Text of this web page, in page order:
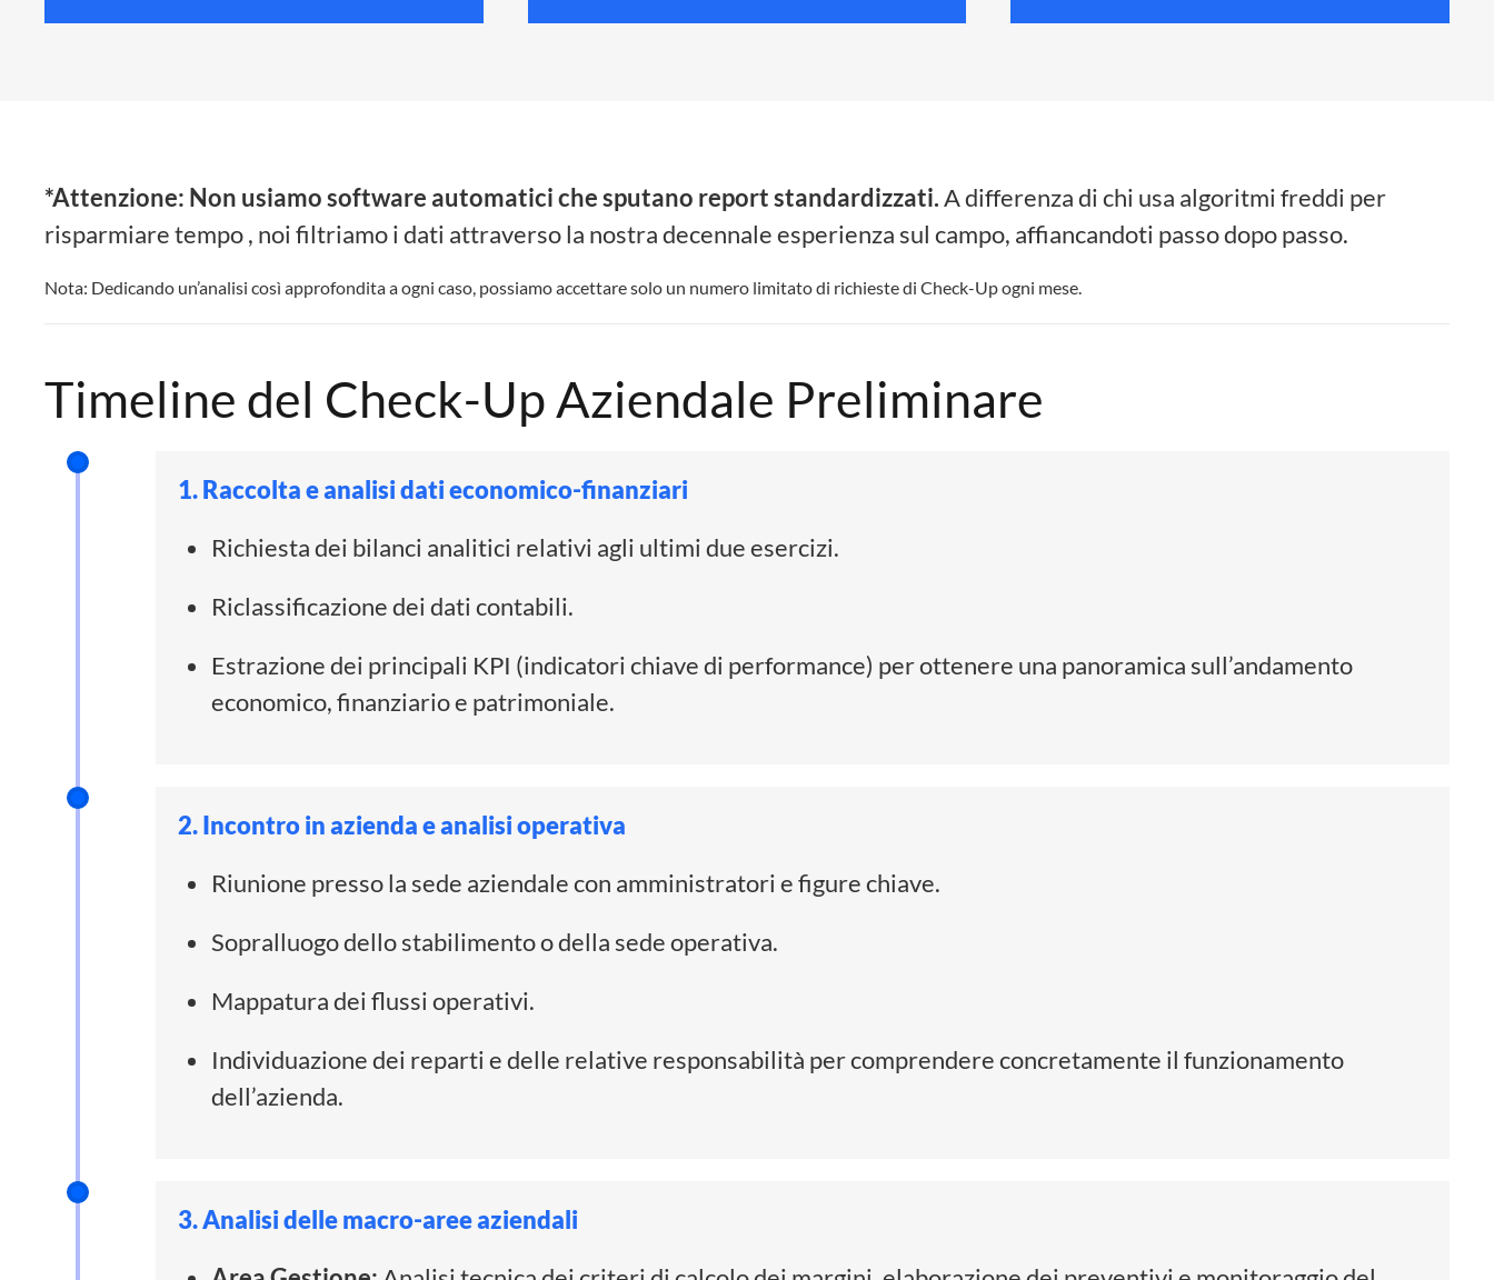
*Attenzione: Non usiamo software automatici che sputano report standardizzati.A differenza di chi usa algoritmi freddi per
risparmiare tempo, noi filtriamo i dati attraverso la nostra decennale esperienza sul campo, affiancandoti passo dopo passo.
Nota: Dedicando un’analisi così approfondita a ogni caso, possiamo accettare solo un numero limitato di richieste di Check-Up ogni mese.
Timeline del Check-Up Aziendale Preliminare
1. Raccolta e analisi dati economico-finanziari
Richiesta dei bilanci analitici relativi agli ultimi due esercizi.
Riclassificazione dei dati contabili.
Estrazione dei principali KPI (indicatori chiave di performance) per ottenere una panoramica sull’andamento
economico, finanziario e patrimoniale.
2. Incontro in azienda e analisi operativa
Riunione presso la sede aziendale con amministratori e figure chiave.
Sopralluogo dello stabilimento o della sede operativa.
Mappatura dei flussi operativi.
Individuazione dei reparti e delle relative responsabilità per comprendere concretamente il funzionamento
dell’azienda.
3. Analisi delle macro-aree aziendali